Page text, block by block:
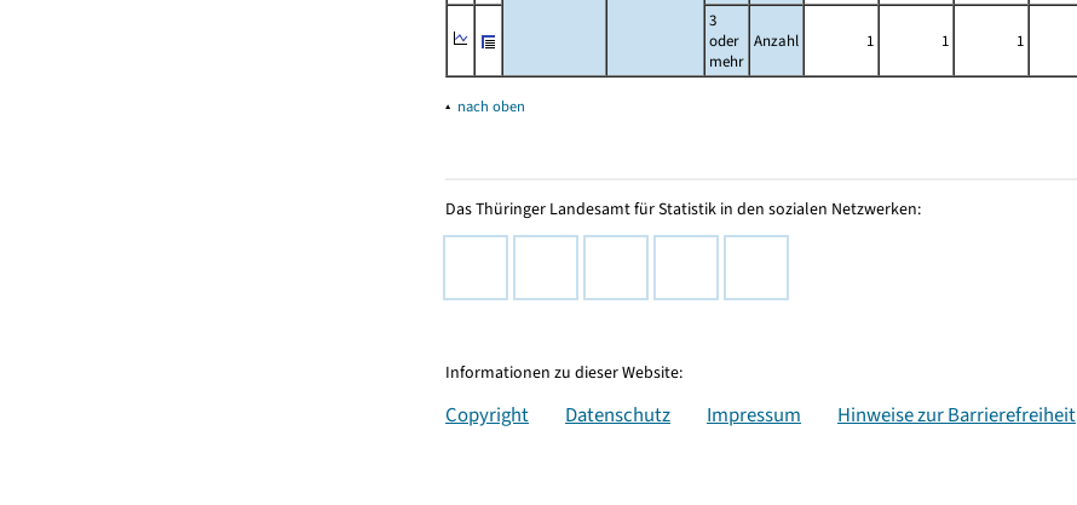
3
oder
mehr
Anzahl 1 1 1
▴ nach oben
Das Thüringer Landesamt für Statistik in den sozialen Netzwerken:
Informationen zu dieser Website:
Copyright Datenschutz Impressum Hinweise zur Barrierefreiheit